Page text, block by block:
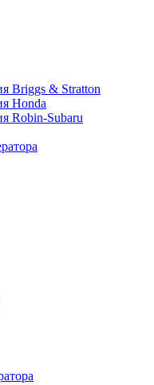
Briggs & Stratton
Honda
Robin-Subaru